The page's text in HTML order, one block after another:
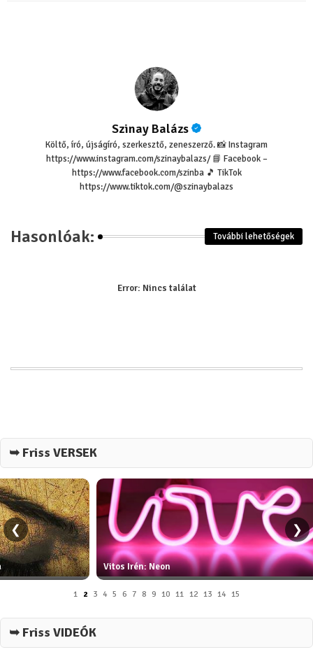
Szinay Balázs
Költő, író, újságíró, szerkesztő, zeneszerző. 📸 Instagram
https://www.instagram.com/szinaybalazs/ 📘 Facebook –
https://www.facebook.com/szinba 🎵 TikTok
https://www.tiktok.com/@szinaybalazs
Hasonlóak: További lehetőségek
Error: Nincs találat
➥ Friss VERSEK
❮
Vitos Irén: Neon
❯
1 2 3 4 5 6 7 8 9 10 11 12 13 14 15
➥ Friss VIDEÓK